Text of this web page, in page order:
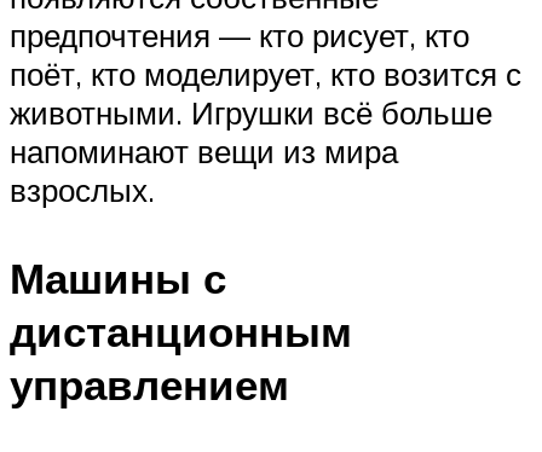
предпочтения — кто рисует, кто
поёт, кто моделирует, кто возится с
животными. Игрушки всё больше
напоминают вещи из мира
взрослых.
Машины с
дистанционным
управлением